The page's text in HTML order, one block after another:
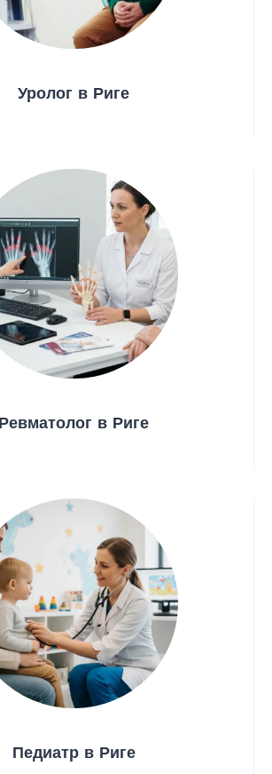
Уролог в Риге
Ревматолог в Риге
Педиатр в Риге